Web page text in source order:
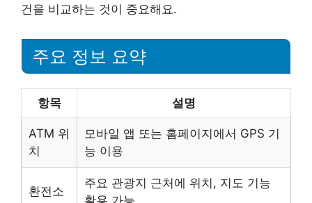
건을 비교하는 것이 중요해요.
주요 정보 요약
항목 설명
ATM 위
치
모바일 앱 또는 홈페이지에서 GPS 기
능 이용
환전소
주요 관광지 근처에 위치, 지도 기능
활용 가능